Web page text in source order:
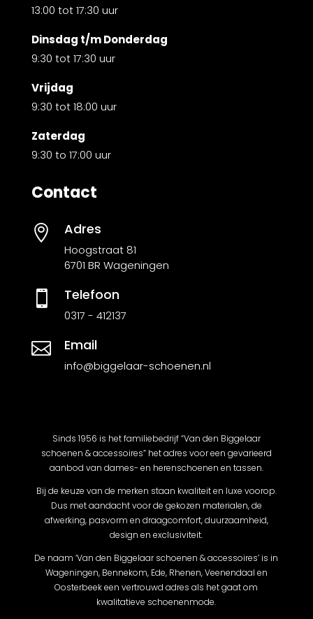
13:00 tot 17:30 uur
Dinsdag t/m Donderdag
9:30 tot 17:30 uur
Vrijdag
9:30 tot 18:00 uur
Zaterdag
9:30 to 17:00 uur
Contact
 Adres
Hoogstraat 81
6701 BR Wageningen
 Telefoon
0317 - 412137
 Email
info@biggelaar-schoenen.nl
Sinds 1956 is het familiebedrijf “Van den Biggelaar
schoenen & accessoires” het adres voor een gevarieerd
aanbod van dames- en herenschoenen en tassen.
Bij de keuze van de merken staan kwaliteit en luxe voorop.
Dus met aandacht voor de gekozen materialen, de
afwerking, pasvorm en draagcomfort, duurzaamheid,
design en exclusiviteit.
De naam ‘Van den Biggelaar schoenen & accessoires’ is in
Wageningen, Bennekom, Ede, Rhenen, Veenendaal en
Oosterbeek een vertrouwd adres als het gaat om
kwalitatieve schoenenmode.